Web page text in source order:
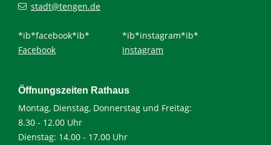
stadt@tengen.de
*ib*facebook*ib*
Facebook
*ib*instagram*ib*
Instagram
Öffnungszeiten Rathaus
Montag, Dienstag, Donnerstag und Freitag:
8.30 - 12.00 Uhr
Dienstag: 14.00 - 17.00 Uhr